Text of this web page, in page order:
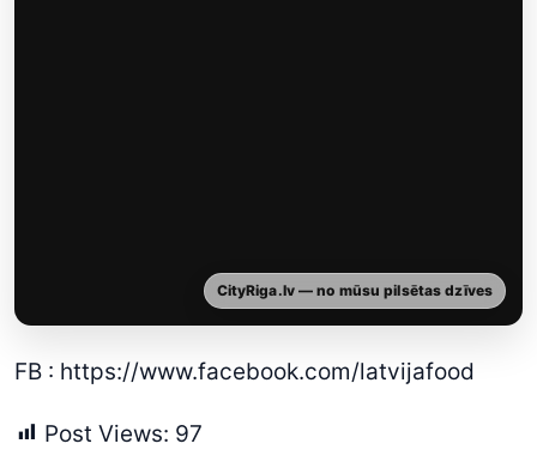
CityRiga.lv — no mūsu pilsētas dzīves
FB : https://www.facebook.com/latvijafood
Post Views: 97